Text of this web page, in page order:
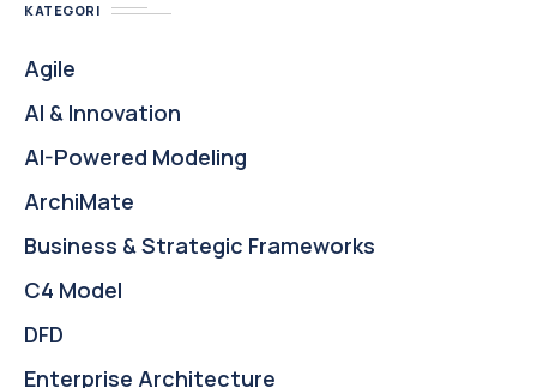
KATEGORI
Agile
AI & Innovation
AI-Powered Modeling
ArchiMate
Business & Strategic Frameworks
C4 Model
DFD
Enterprise Architecture